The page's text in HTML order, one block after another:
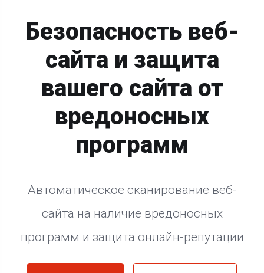
Безопасность веб-
сайта и защита
вашего сайта от
вредоносных
программ
Автоматическое сканирование веб-
сайта на наличие вредоносных
программ и защита онлайн-репутации